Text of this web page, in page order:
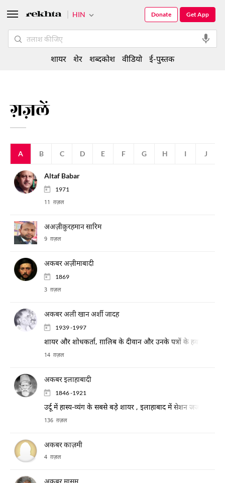
ग़ज़लें
A B C D E F G H I J
Altaf Babar
1971
11 ग़ज़ल
अअज़ीक़ुरहमान सारिम
9 ग़ज़ल
अकबर अज़ीमाबादी
1869
3 ग़ज़ल
अकबर अली खान अर्शी जादह
1939 -1997
शायर और शोधकर्ता, ग़ालिब के दीवान और उनके पत्रों के हवाले से कई
14 ग़ज़ल
अकबर इलाहाबादी
1846 -1921
उर्दू में हास्य-व्यंग के सबसे बड़े शायर , इलाहाबाद में सेशन जज थे।
136 ग़ज़ल
अकबर काज़मी
4 ग़ज़ल
अकबर मासूम
HIN Get App
Donate
शायर शेर शब्दकोश वीडियो ई-पुस्तक